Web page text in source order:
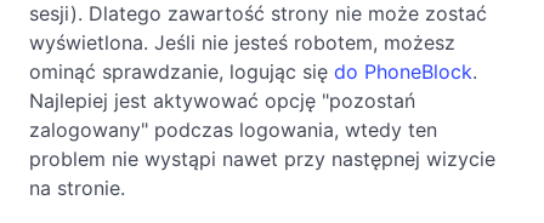
sesji). Dlatego zawartość strony nie może zostać
wyświetlona. Jeśli nie jesteś robotem, możesz
ominąć sprawdzanie, logując się do PhoneBlock.
Najlepiej jest aktywować opcję "pozostań
zalogowany" podczas logowania, wtedy ten
problem nie wystąpi nawet przy następnej wizycie
na stronie.